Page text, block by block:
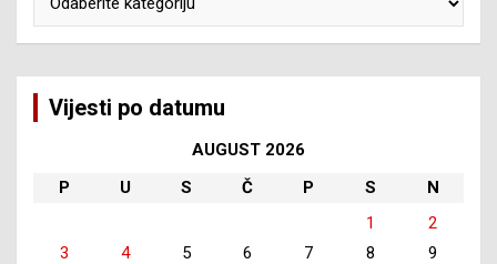
Vijesti po datumu
AUGUST 2026
P
U S Č P S
N
1
2
3
4 5 6 7 8
9